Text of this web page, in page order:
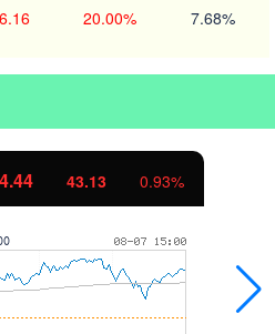
20.00% 7.68%
11.37 1.01%